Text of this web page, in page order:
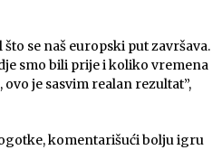
se naš europski put završava.
smo bili prije i koliko vremena
je sasvim realan rezultat”,
komentarišući bolju igru